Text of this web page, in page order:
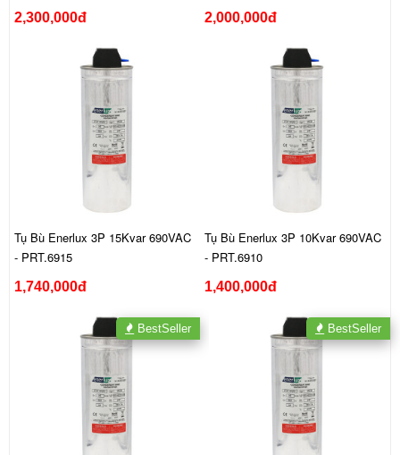
2,300,000đ 2,000,000đ
Tụ Bù Enerlux 3P 15Kvar 690VAC
- PRT.6915
1,740,000đ
Tụ Bù Enerlux 3P 10Kvar 690VAC
- PRT.6910
1,400,000đ
BestSeller BestSeller